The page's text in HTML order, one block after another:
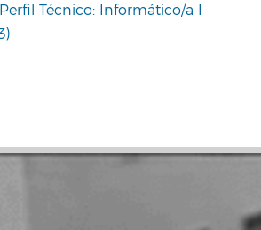
Técnico: Informático/a I